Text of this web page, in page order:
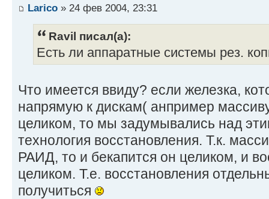
Larico » 24 фев 2004, 23:31
Ravil писал(а):
Есть ли аппаратные системы рез.
Что имеется ввиду? если железка,
напрямую к дискам( анпример
целиком, то мы задумывались над
технология восстановления. Т.к.
РАИД, то и бекапится он целиком, и
целиком. Т.е. восстановления
получиться